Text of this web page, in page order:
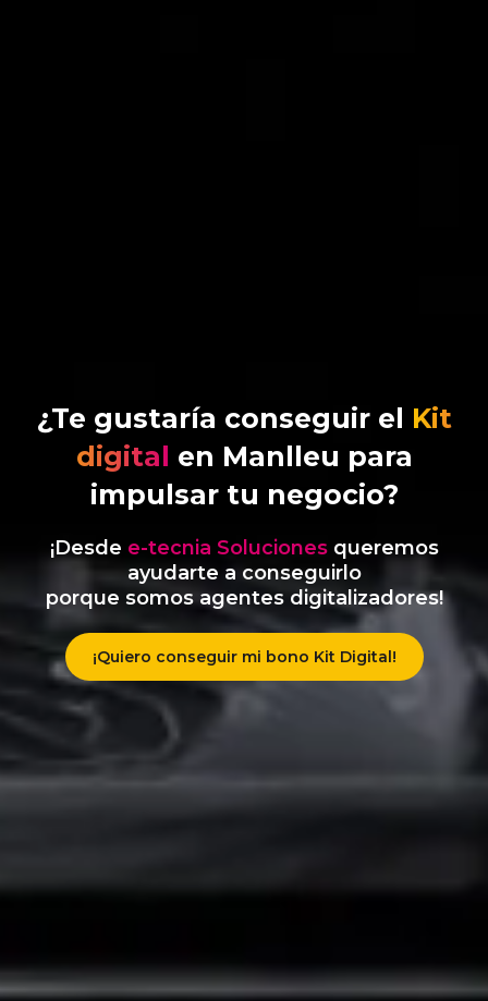
¿Te gustaría conseguir el Kit
digital en Manlleu para
impulsar tu negocio?
¡Desde e-tecnia Solucionesqueremos
ayudarte a conseguirlo
porque somos agentes digitalizadores!
¡Quiero conseguir mi bono Kit Digital!